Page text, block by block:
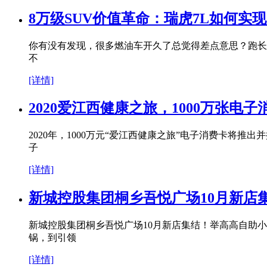
8万级SUV价值革命：瑞虎7L如何实
你有没有发现，很多燃油车开久了总觉得差点意思？跑
不
[详情]
2020爱江西健康之旅，1000万张电子
2020年，1000万元“爱江西健康之旅”电子消费卡将推
子
[详情]
新城控股集团桐乡吾悦广场10月新店
新城控股集团桐乡吾悦广场10月新店集结！举高高自助
锅，到引领
[详情]